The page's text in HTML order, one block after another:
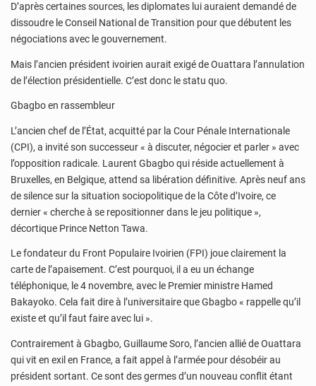
D’après certaines sources, les diplomates lui auraient demandé de
dissoudre le Conseil National de Transition pour que débutent les
négociations avec le gouvernement.
Mais l’ancien président ivoirien aurait exigé de Ouattara l’annulation
de l’élection présidentielle. C’est donc le statu quo.
Gbagbo en rassembleur
L’ancien chef de l’État, acquitté par la Cour Pénale Internationale
(CPI), a invité son successeur « à discuter, négocier et parler » avec
l’opposition radicale. Laurent Gbagbo qui réside actuellement à
Bruxelles, en Belgique, attend sa libération définitive. Après neuf ans
de silence sur la situation sociopolitique de la Côte d’Ivoire, ce
dernier « cherche à se repositionner dans le jeu politique »,
décortique Prince Netton Tawa.
Le fondateur du Front Populaire Ivoirien (FPI) joue clairement la
carte de l’apaisement. C’est pourquoi, il a eu un échange
téléphonique, le 4 novembre, avec le Premier ministre Hamed
Bakayoko. Cela fait dire à l’universitaire que Gbagbo « rappelle qu’il
existe et qu’il faut faire avec lui ».
Contrairement à Gbagbo, Guillaume Soro, l’ancien allié de Ouattara
qui vit en exil en France, a fait appel à l’armée pour désobéir au
président sortant. Ce sont des germes d’un nouveau conflit étant